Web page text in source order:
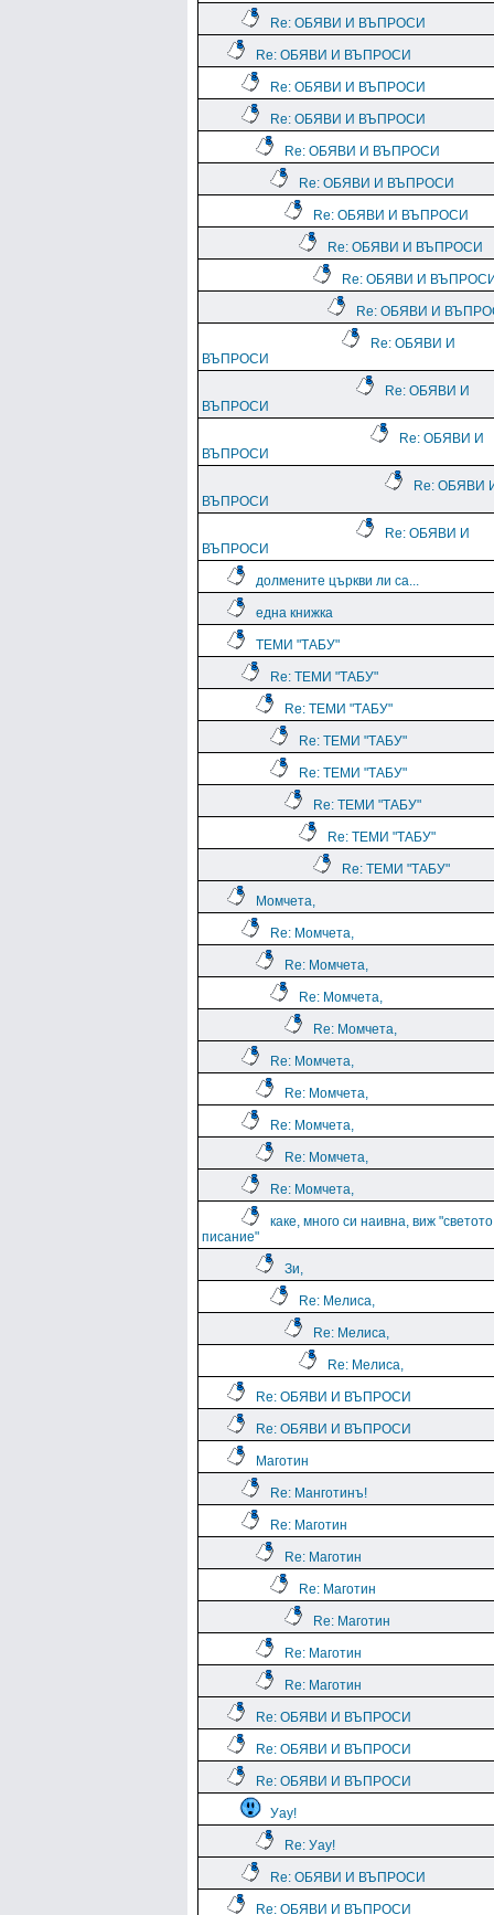
Re: ОБЯВИ И ВЪПРОСИ
Re: ОБЯВИ И ВЪПРОСИ
Re: ОБЯВИ И ВЪПРОСИ
Re: ОБЯВИ И ВЪПРОСИ
Re: ОБЯВИ И ВЪПРОСИ
Re: ОБЯВИ И ВЪПРОСИ
Re: ОБЯВИ И ВЪПРОСИ
Re: ОБЯВИ И ВЪПРОСИ
Re: ОБЯВИ И
Re: ОБЯВИ И
Re: ОБЯВИ И
ВЪПРОСИ
Re: ОБЯВИ И
ВЪПРОСИ
Re: ОБЯВИ И
ВЪПРОСИ
Re: ОБЯВИ
ВЪПРОСИ
Re: ОБЯВИ И
ВЪПРОСИ
долмените църкви ли са...
една книжка
ТЕМИ "ТАБУ"
Re: ТЕМИ "ТАБУ"
Re: ТЕМИ "ТАБУ"
Re: ТЕМИ "ТАБУ"
Re: ТЕМИ "ТАБУ"
Re: ТЕМИ "ТАБУ"
Re: ТЕМИ "ТАБУ"
Re: ТЕМИ "ТАБУ"
Момчета,
Re: Момчета,
Re: Момчета,
Re: Момчета,
Re: Момчета,
Re: Момчета,
Re: Момчета,
Re: Момчета,
Re: Момчета,
Re: Момчета,
каке, много си наивна, виж "светото
писание"
Зи,
Re: Мелиса,
Re: Мелиса,
Re: Мелиса,
Re: ОБЯВИ И ВЪПРОСИ
Re: ОБЯВИ И ВЪПРОСИ
Маготин
Re: Манготинъ!
Re: Маготин
Re: Маготин
Re: Маготин
Re: Маготин
Re: Маготин
Re: Маготин
Re: ОБЯВИ И ВЪПРОСИ
Re: ОБЯВИ И ВЪПРОСИ
Re: ОБЯВИ И ВЪПРОСИ
Уау!
Re: Уау!
Re: ОБЯВИ И ВЪПРОСИ
Re: ОБЯВИ И ВЪПРОСИ